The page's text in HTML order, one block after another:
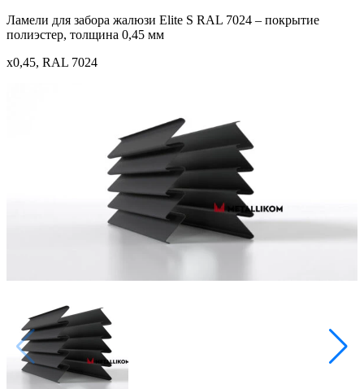
Ламели для забора жалюзи Elite S RAL 7024 – покрытие
полиэстер, толщина 0,45 мм
x0,45, RAL 7024